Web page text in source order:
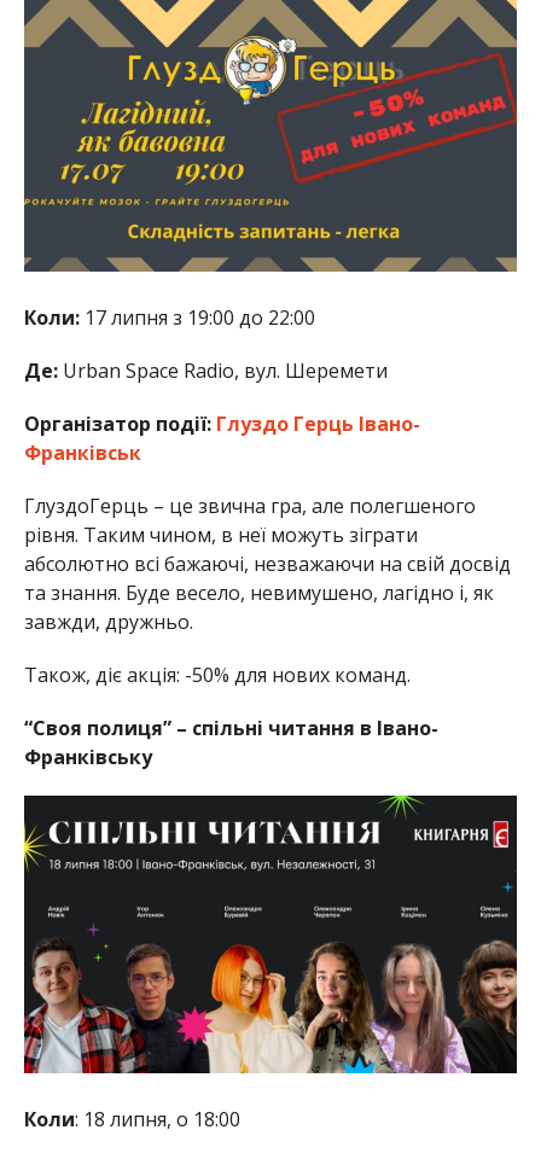
Коли:17 липня з 19:00 до 22:00
Де:Urban Space Radio, вул. Шеремети
Організатор події: Глуздо Герць Івано-
Франківськ
ГлуздоГерць – це звична гра, але полегшеного
рівня. Таким чином, в неї можуть зіграти
абсолютно всі бажаючі, незважаючи на свій досвід
та знання. Буде весело, невимушено, лагідно і, як
завжди, дружньо.
Також, діє акція: -50% для нових команд.
“Своя полиця” – спільні читання в Івано-
Франківську
Коли: 18 липня, о 18:00